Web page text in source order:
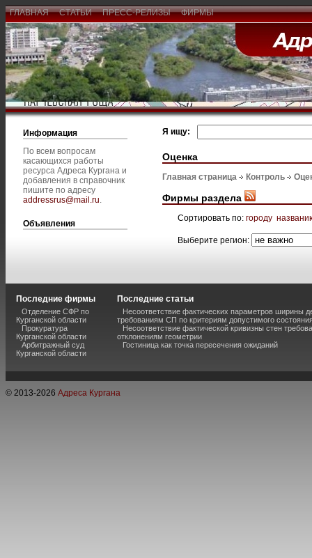
ГЛАВНАЯ СТАТЬИ ПРЕСС-РЕЛИЗЫ ФИРМЫ
Информация
По всем вопросам
касающихся работы
ресурса Адреса Кургана и
добавления в справочник
пишите по адресу
addressrus@mail.ru.
Объявления
Я ищу:
Оценка
Главная страница Контроль
Фирмы раздела
Сортировать по: городу
Выберите регион:
Последние фирмы
Отделение СФР по
Курганской области
Прокуратура
Курганской области
Арбитражный суд
Курганской области
Последние статьи
Несоответствие фактических параметров ширины
требованиям СП по критериям допустимого
Несоответствие фактической кривизны стен
отклонениям геометрии
Гостиница как точка пересечения ожиданий
© 2013-2026 Адреса Кургана